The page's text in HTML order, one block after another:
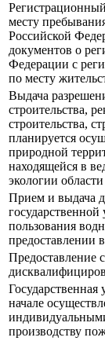
месту
Российской
документов о
Федерации с
по месту
Выдача
строительства,
строительства,
планируется
природной
находящейся в
экологии области
Прием и выдача
пользования
предоставлении
Предоставление
начале
производству